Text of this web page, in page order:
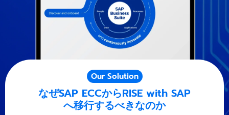
Our Solution
なぜSAP ECCからRISE with SAP
へ移行するべきなのか